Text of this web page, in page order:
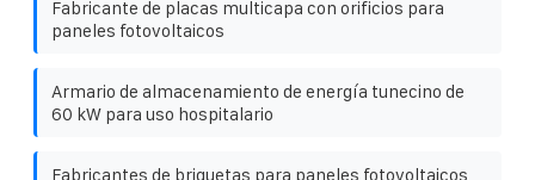
Fabricante de placas multicapa con orificios para
paneles fotovoltaicos
Armario de almacenamiento de energía tunecino de
60 kW para uso hospitalario
Fabricantes de briquetas para paneles fotovoltaicos